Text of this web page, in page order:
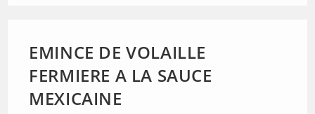
EMINCE DE VOLAILLE
FERMIERE A LA SAUCE
MEXICAINE